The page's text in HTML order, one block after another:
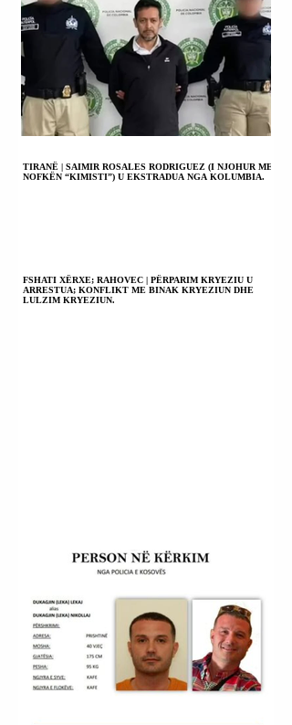
TIRANË | SAIMIR ROSALES RODRIGUEZ (I NJOHUR ME
NOFKËN “KIMISTI”) U EKSTRADUA NGA KOLUMBIA.
FSHATI XËRXE; RAHOVEC | PËRPARIM KRYEZIU U
ARRESTUA; KONFLIKT ME BINAK KRYEZIUN DHE
LULZIM KRYEZIUN.